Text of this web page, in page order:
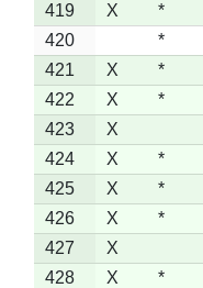
419
X *
420
*
421
X *
422
X *
423
X
424
X *
425
X *
426
X *
427
X
428
X *